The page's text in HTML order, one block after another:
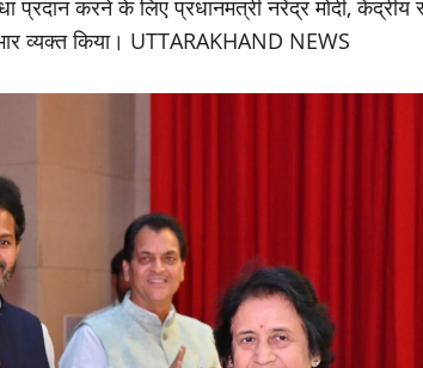
करने के लिए प्रधानमंत्री नरेंद्र मोदी, केंद्रीय
व्यक्त किया। UTTARAKHAND NEWS